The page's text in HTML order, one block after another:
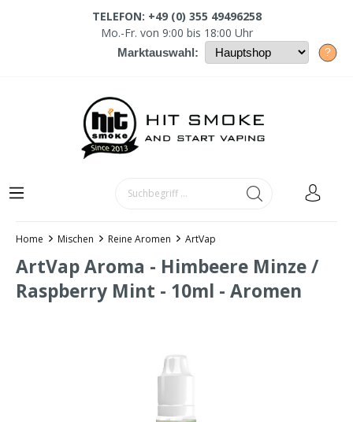
TELEFON: +49 (0) 355 49496258
Mo.-Fr. von 9:00 bis 18:00 Uhr
Marktauswahl: ?
Home Mischen Reine Aromen ArtVap
ArtVap Aroma - Himbeere Minze /
Raspberry Mint - 10ml - Aromen